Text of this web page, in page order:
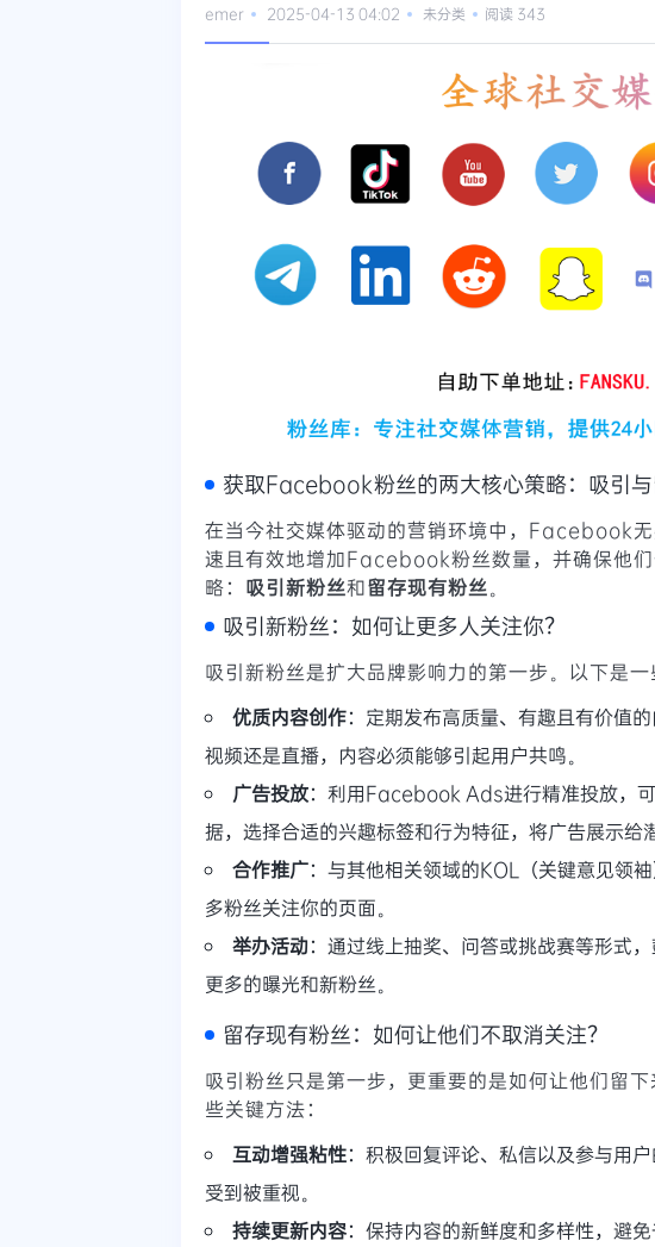
emer 2025-04-13 04:02 未分类 阅读 343
获取Facebook粉丝的两大核心策略：吸引
在当今社交媒体驱动的营销环境中，Facebook
速且有效地增加Facebook粉丝数量，并确保他
略： 吸引新粉丝和留存现有粉丝。
吸引新粉丝：如何让更多人关注你？
吸引新粉丝是扩大品牌影响力的第一步。以下是一
优质内容创作：定期发布高质量、有趣且有价值
视频还是直播，内容必须能够引起用户共鸣。
广告投放：利用Facebook Ads进行精准投放，
据，选择合适的兴趣标签和行为特征，将广告展示给
合作推广：与其他相关领域的KOL（关键意见领
多粉丝关注你的页面。
举办活动：通过线上抽奖、问答或挑战赛等形式
更多的曝光和新粉丝。
留存现有粉丝：如何让他们不取消关注？
吸引粉丝只是第一步，更重要的是如何让他们留
些关键方法：
互动增强粘性：积极回复评论、私信以及参与用
受到被重视。
持续更新内容：保持内容的新鲜度和多样性，避